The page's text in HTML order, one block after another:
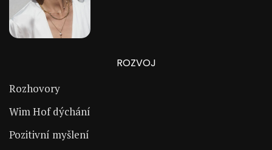
ROZVOJ
Rozhovory
Wim Hof dýchání
Pozitivní myšlení